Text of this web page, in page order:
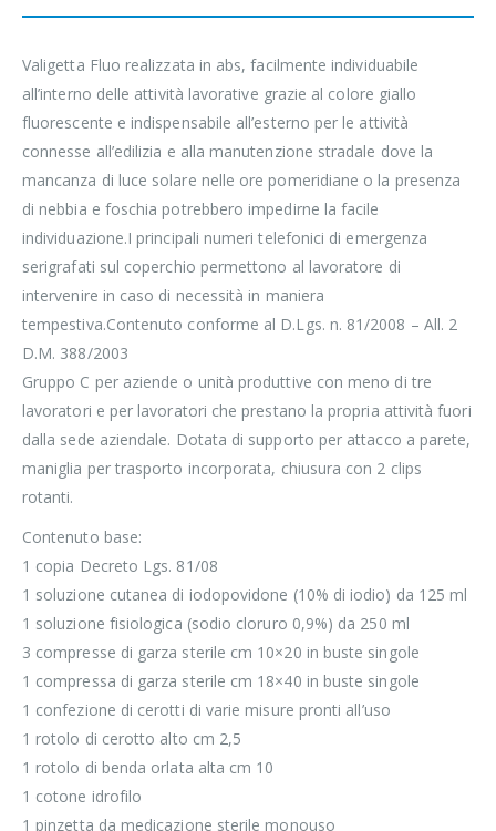
Valigetta Fluo realizzata in abs, facilmente individuabile
all’interno delle attività lavorative grazie al colore giallo
fluorescente e indispensabile all’esterno per le attività
connesse all’edilizia e alla manutenzione stradale dove la
mancanza di luce solare nelle ore pomeridiane o la presenza
di nebbia e foschia potrebbero impedirne la facile
individuazione.I principali numeri telefonici di emergenza
serigrafati sul coperchio permettono al lavoratore di
intervenire in caso di necessità in maniera
tempestiva.Contenuto conforme al D.Lgs. n. 81/2008 – All. 2
D.M. 388/2003
Gruppo C per aziende o unità produttive con meno di tre
lavoratori e per lavoratori che prestano la propria attività fuori
dalla sede aziendale. Dotata di supporto per attacco a parete,
maniglia per trasporto incorporata, chiusura con 2 clips
rotanti.
Contenuto base:
1 copia Decreto Lgs. 81/08
1 soluzione cutanea di iodopovidone (10% di iodio) da 125 ml
1 soluzione fisiologica (sodio cloruro 0,9%) da 250 ml
3 compresse di garza sterile cm 10×20 in buste singole
1 compressa di garza sterile cm 18×40 in buste singole
1 confezione di cerotti di varie misure pronti all’uso
1 rotolo di cerotto alto cm 2,5
1 rotolo di benda orlata alta cm 10
1 cotone idrofilo
1 pinzetta da medicazione sterile monouso